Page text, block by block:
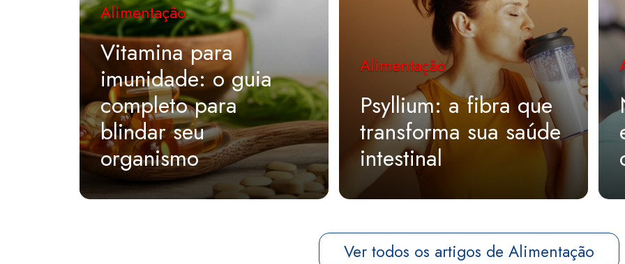
Alimentação
Vitamina para
imunidade: o guia
completo para
blindar seu
organismo
Alimentação
Psyllium: a fibra que
transforma sua saúde
intestinal
Ver todos os artigos de Alimentação